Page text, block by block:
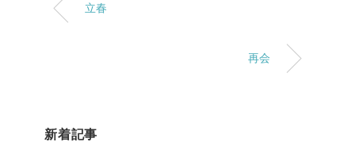
立春
再会
新着記事